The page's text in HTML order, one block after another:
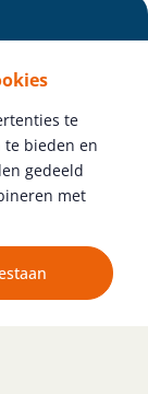
te
te bieden en
gedeeld
met